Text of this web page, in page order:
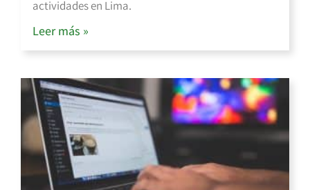
actividades en Lima.
Leer más »